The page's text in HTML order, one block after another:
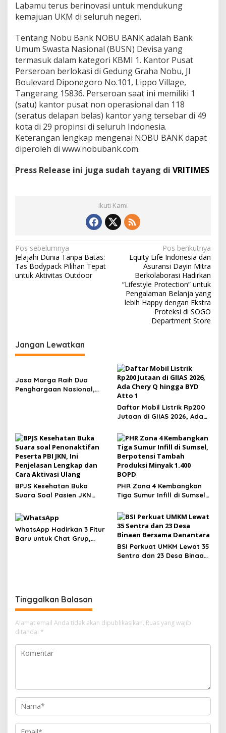
Labamu terus berinovasi untuk mendukung
kemajuan UKM di seluruh negeri.
Tentang Nobu Bank NOBU BANK adalah Bank
Umum Swasta Nasional (BUSN) Devisa yang
termasuk dalam kategori KBMI 1. Kantor Pusat
Perseroan berlokasi di Gedung Graha Nobu, Jl
Boulevard Diponegoro No.101, Lippo Village,
Tangerang 15836. Perseroan saat ini memiliki 1
(satu) kantor pusat non operasional dan 118
(seratus delapan belas) kantor yang tersebar di 49
kota di 29 propinsi di seluruh Indonesia.
Keterangan lengkap mengenai NOBU BANK dapat
diperoleh di www.nobubank.com.
Press Release ini juga sudah tayang di VRITIMES
Ikuti Kami
N
a
v
i
o
s
Pos sebelumnya
Jelajahi Dunia Tanpa Batas:
Tas Bodypack Pilihan Tepat
untuk Aktivitas Outdoor
Pos berikutnya
Equity Life Indonesia dan
Asuransi Dayin Mitra
Berkolaborasi Hadirkan
“Lifestyle Protection” untuk
Pengalaman Belanja yang
lebih Happy dengan Ekstra
Proteksi di SOGO
Department Store
Jangan Lewatkan
Jasa Marga Raih Dua
Penghargaan Nasional,
Daftar Mobil Listrik Rp200
Jutaan di GIIAS 2026, Ada
BPJS Kesehatan Buka
Suara Soal Pasien JKN
Kamar, Tegaskan Peserta
Berhak Dilayani
PHR Zona 4 Kembangkan
Tiga Sumur Infill di Sumsel,
Produksi Minyak 1.400 BOPD
WhatsApp Hadirkan 3 Fitur
Baru untuk Chat Grup,
BSI Perkuat UMKM Lewat 35
Sentra dan 23 Desa Binaan
Tinggalkan Balasan
Alamat email Anda tidak akan dipublikasikan. Ruas yang wajib
ditandai *